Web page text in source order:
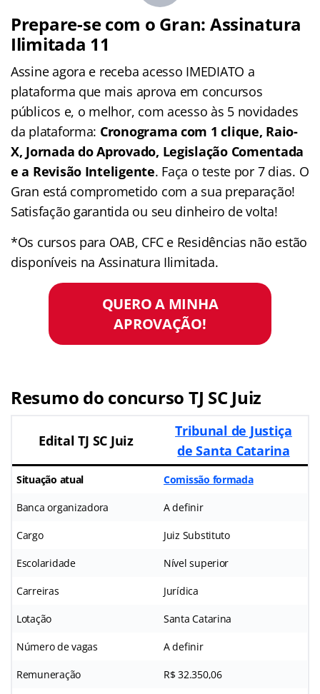
Prepare-se com o Gran: Assinatura
Ilimitada 11
Assine agora e receba acesso IMEDIATO a
plataforma que mais aprova em concursos
públicos e, o melhor, com acesso às 5 novidades
da plataforma: Cronograma com 1 clique, Raio-
X, Jornada do Aprovado, Legislação Comentada
e a Revisão Inteligente. Faça o teste por 7 dias. O
Gran está comprometido com a sua preparação!
Satisfação garantida ou seu dinheiro de volta!
*Os cursos para OAB, CFC e Residências não estão
disponíveis na Assinatura Ilimitada.
QUERO A MINHA
APROVAÇÃO!
Resumo do concurso TJ SC Juiz
Edital TJ SC Juiz
Tribunal de Justiça
de Santa Catarina
Situação atual Comissão formada
Banca organizadora A definir
Cargo Juiz Substituto
Escolaridade Nível superior
Carreiras Jurídica
Lotação Santa Catarina
Número de vagas A definir
Remuneração R$ 32.350,06